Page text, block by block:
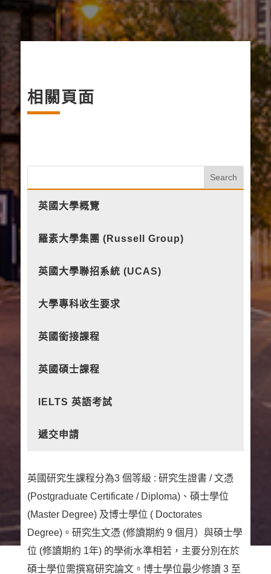
相關頁面
英國大學概覽
羅素大學集團 (Russell Group)
英國大學聯招系統 (UCAS)
大學專科收生要求
英國銜接課程
英國碩士課程
IELTS 英語考試
遞交申請
英國研究生課程分為3 個等級 : 研究生證書 / 文憑
(Postgraduate Certificate / Diploma)、碩士學位
(Master Degree) 及博士學位 ( Doctorates
Degree)。研究生文憑 (修讀期約 9 個月）與碩士學
位 (修讀期約 1年) 的學術水準相若，主要分別在於
碩士學位需撰寫研究論文。博士學位最少修讀 3 至